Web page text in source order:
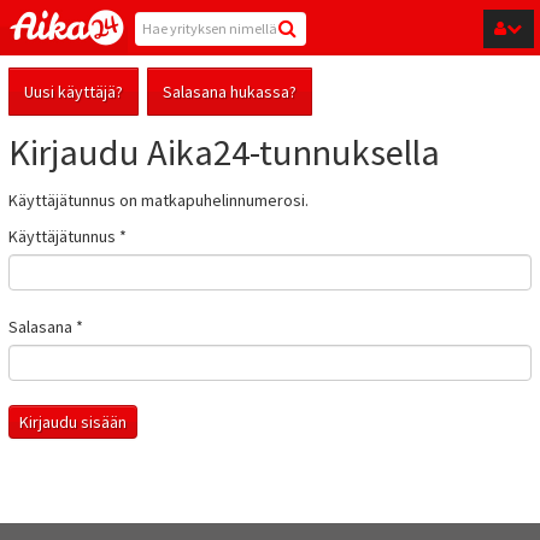
Hyppää pääsisältöön
Uusi käyttäjä? Salasana hukassa?
Kirjaudu Aika24-tunnuksella
Käyttäjätunnus on matkapuhelinnumerosi.
Käyttäjätunnus *
Salasana *
Kirjaudu sisään